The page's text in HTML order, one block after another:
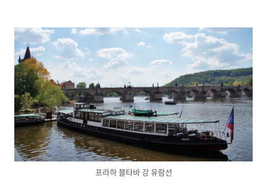
프라하 블타바 강 유람선